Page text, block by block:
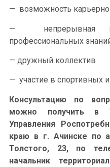
— возможность
— непрерывная
профессиональных
— дружный коллектив
— участие в спортивных
Консультацию по
можно получить в
Управления
краю в г. Ачинске по
Толстого, 23, по
начальник